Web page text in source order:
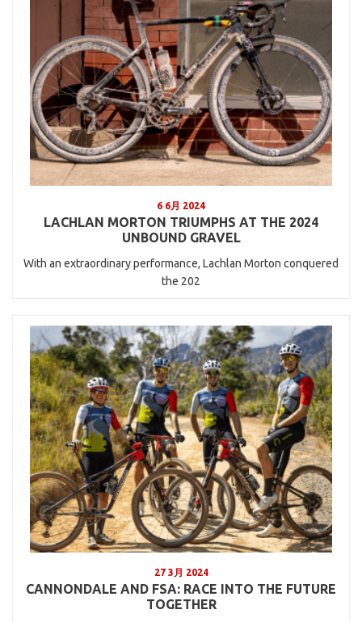
6 6月 2024
LACHLAN MORTON TRIUMPHS AT THE 2024
UNBOUND GRAVEL
With an extraordinary performance, Lachlan Morton conquered
the 202
27 3月 2024
CANNONDALE AND FSA: RACE INTO THE FUTURE
TOGETHER